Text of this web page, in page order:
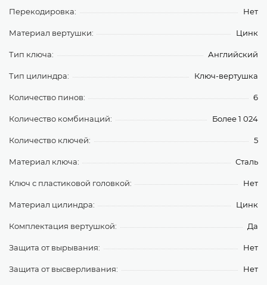
Перекодировка: Нет
Материал вертушки: Цинк
Тип ключа: Английский
Тип цилиндра: Ключ-вертушка
Количество пинов: 6
Количество комбинаций: Более 1 024
Количество ключей: 5
Материал ключа: Сталь
Ключ с пластиковой головкой: Нет
Материал цилиндра: Цинк
Комплектация вертушкой: Да
Защита от вырывания: Нет
Защита от высверливания: Нет